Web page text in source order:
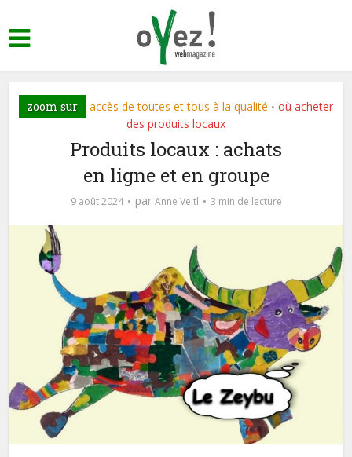
zoom sur accès de toutes et tous à la qualité • où acheter
des produits locaux
Produits locaux : achats
en ligne et en groupe
9 août 2024 par Anne Veitl 3 min de lecture